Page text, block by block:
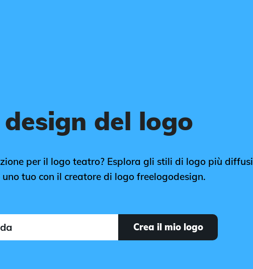
del logo
per il logo teatro? Esplora gli stili di logo più diffusi
tuo con il creatore di logo freelogodesign.
Crea il mio logo